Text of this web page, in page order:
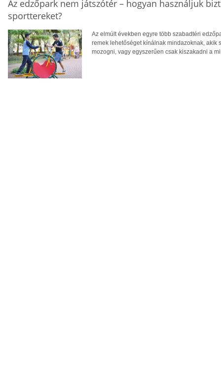
Az edzőpark nem játszótér – hogyan használjuk
sporttereket?
Az elmúlt években egyre több szabadtéri
remek lehetőséget kínálnak mindazoknak,
mozogni, vagy egyszerűen csak kiszakadni a